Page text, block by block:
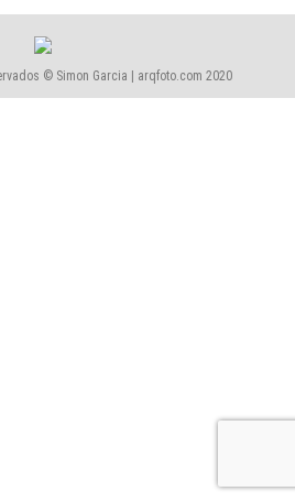
© Simon Garcia | arqfoto.com 2020